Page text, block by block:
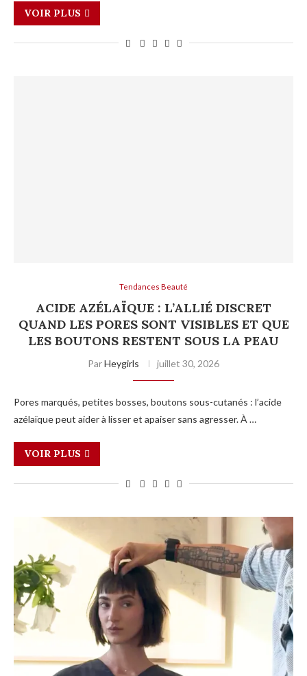
VOIR PLUS
Tendances Beauté
ACIDE AZÉLAÏQUE : L’ALLIÉ DISCRET
QUAND LES PORES SONT VISIBLES ET QUE
LES BOUTONS RESTENT SOUS LA PEAU
ParHeygirls juillet 30, 2026
Pores marqués, petites bosses, boutons sous-cutanés : l’acide
azélaïque peut aider à lisser et apaiser sans agresser. À …
VOIR PLUS